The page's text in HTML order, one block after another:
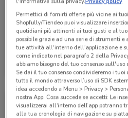
Alpitour
Scade il 31/01
Permettici di fornirti offerte più vicine ai
Shopfully/Tiendeo puoi visualizzare
quotidiani più attinenti ai tuoi gusti e al
possibile grazie ad una serie di strumenti
tue attività all'interno dell'applicazione e
come indicato nel paragrafo 2 della
abbiamo bisogno del tuo consenso
Se dai il tuo consenso condivideremo i
tutto il mondo attraverso l’uso di SDK
idea accedendo a Menu > Privacy >
nostra App. Cosa succede se accetti: Le
visualizzerai all'interno dell’app potranno
alla tua cronologia di navigazione su